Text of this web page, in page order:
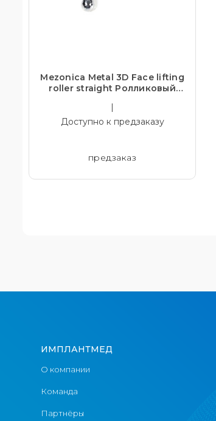
Mezonica Metal 3D Face lifting
roller straight Ролликовый
массажа кожи
|
Доступно к предзаказу
предзаказ
ИМПЛАНТМЕД
О компании
Команда
Партнёры